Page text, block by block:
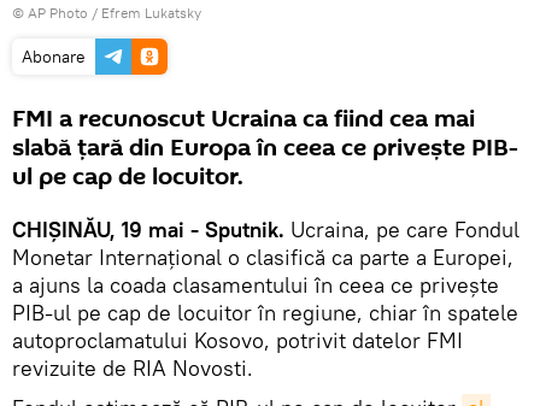
© AP Photo / Efrem Lukatsky
Abonare
FMI a recunoscut Ucraina ca fiind cea mai
slabă țară din Europa în ceea ce privește PIB-
ul pe cap de locuitor.
CHIȘINĂU, 19 mai - Sputnik. Ucraina, pe care Fondul
Monetar Internațional o clasifică ca parte a Europei,
a ajuns la coada clasamentului în ceea ce privește
PIB-ul pe cap de locuitor în regiune, chiar în spatele
autoproclamatului Kosovo, potrivit datelor FMI
revizuite de RIA Novosti.